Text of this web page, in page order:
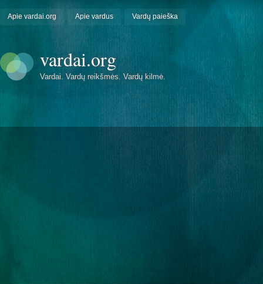
Apie vardai.org Apie vardus Vardų paieška
vardai.org
Vardai. Vardų reikšmės. Vardų kilmė.